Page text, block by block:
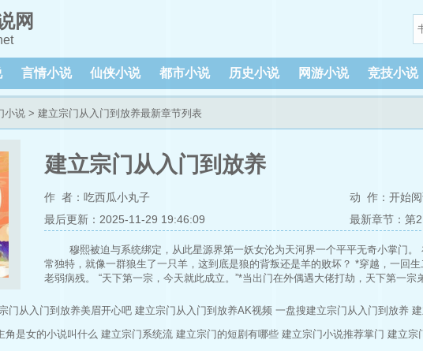
网
言情小说 仙侠小说 都市小说 历史小说 网游小说 竞技小说
小说 > 建立宗门从入门到放养最新章节列表
建立宗门从入门到放养
作 者：吃西瓜小丸子 动 作： 开始
最后更新：2025-11-29 19:46:09
最新章节：第
穆熙被迫与系统绑定，从此星源界第一妖女沦为天河界一个平平无奇小掌门
常独特，就像一群狼生了一只羊，这到底是狼的背叛还是羊的败坏？ *穿越，一回
老弱病残。 “天下第一宗，今天就此成立。”*当出门在外偶遇大佬打劫，天下第一
号啊？” “真的吗，那我就不客气了。”弟子1号转身就坐在掌门椅上了， “虽然我承
门从入门到放养美眉开心吧 建立宗门从入门到放养AK视频 一盘搜建立宗门从入门到放养
角是女的小说叫什么 建立宗门系统流 建立宗门的短剧有哪些 建立宗门小说推荐掌门 建立宗